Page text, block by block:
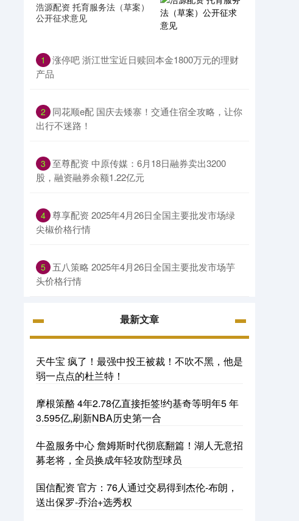
浩源配资 托育服务法（草案）
公开征求意见
1
涨停吧 浙江世宝近日赎回本金1800万元的理财
产品
2
同花顺e配 国庆去矮寨！交通住宿全攻略，让你
出行不迷路！
3 至尊配资 中原传媒：6月18日融券卖出3200
股，融资融券余额1.22亿元
4 尊享配资 2025年4月26日全国主要批发市场绿
尖椒价格行情
5 五八策略 2025年4月26日全国主要批发市场芋
头价格行情
最新文章
天牛宝 疯了！最强中投王被裁！不吹不黑，他是
弱一点点的杜兰特！
摩根策酪 4年2.78亿直接拒签!约基奇等明年5 年
3.595亿,刷新NBA历史第一合
牛盈服务中心 詹姆斯时代彻底翻篇！湖人无意招
募老将，全员换成年轻攻防型球员
国信配资 官方：76人通过交易得到杰伦-布朗，
送出保罗-乔治+选秀权